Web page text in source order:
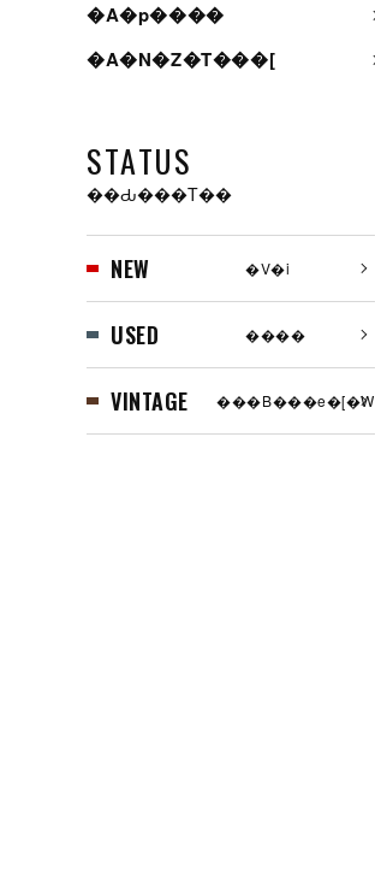
�A�p����
�A�N�Z�T���[
STATUS
��Ԃ���T��
NEW �V�i
USED ����
VINTAGE ���B���e�[�W